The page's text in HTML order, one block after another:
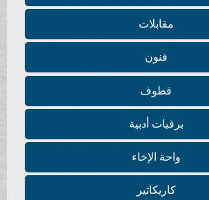
مقابلات
فنون
قطوف
برقيات أدبية
واحة الإخاء
كاريكاتير